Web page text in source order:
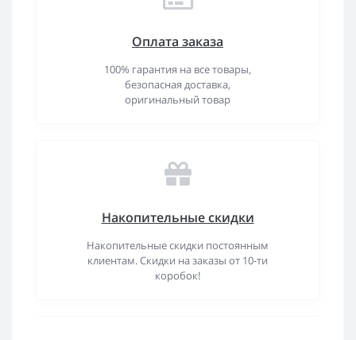
Оплата заказа
100% гарантия на все товары,
безопасная доставка,
оригинальный товар
Накопительные скидки
Накопительные скидки постоянным
клиентам. Скидки на заказы от 10-ти
коробок!